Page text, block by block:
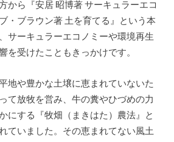
から『安居 昭博著 サーキュラーエコ
・ブラウン著 土を育てる』という本
サーキュラーエコノミーや環境再生
を受けたこともきっかけです。
地や豊かな土壌に恵まれていないた
て放牧を営み、牛の糞やひづめの力
にする『牧畑（まきはた）農法』と
ていました。その恵まれてない風土